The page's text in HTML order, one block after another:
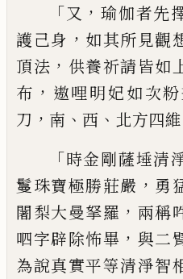
「又 ，瑜伽者先
護己身 ， 如其所見觀
頂法 ， 供養祈請皆如
布 ， 遨哩明妃如次粉
刀 ， 南 、 西 、 北方四維
「時金剛薩埵清
鬘珠寶極勝莊嚴 ， 勇
闍梨大曼拏羅 ， 兩稱
呬字辟除怖畢 ， 與二
為說真實平等清淨智